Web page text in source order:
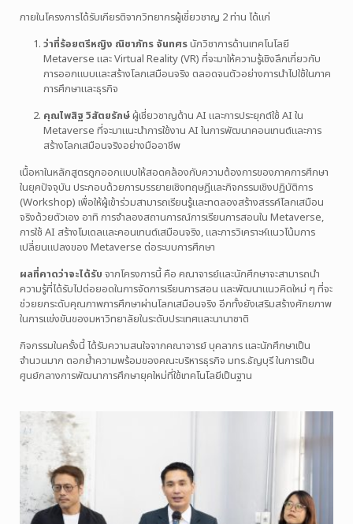
ภายในโครงการได้รับเกียรติจากวิทยากรผู้เชี่ยวชาญ 2 ท่าน ได้แก่
ว่าที่ร้อยตรีหญิง ณิชาภัทร จันทศรนักวิชาการด้านเทคโนโลยี
Metaverse และ Virtual Reality (VR) ที่จะมาให้ความรู้เชิงลึกเกี่ยวกับ
การออกแบบและสร้างโลกเสมือนจริง ตลอดจนตัวอย่างการนำไปใช้ในภาค
การศึกษาและธุรกิจ
คุณไพสิฐ วิสัตยรักษ์ผู้เชี่ยวชาญด้าน AI และการประยุกต์ใช้ AI ใน
Metaverse ที่จะมาแนะนำการใช้งาน AI ในการพัฒนาคอนเทนต์และการ
สร้างโลกเสมือนจริงอย่างมืออาชีพ
เนื้อหาในหลักสูตรถูกออกแบบให้สอดคล้องกับความต้องการของภาคการศึกษา
ในยุคปัจจุบัน ประกอบด้วยการบรรยายเชิงทฤษฎีและกิจกรรมเชิงปฏิบัติการ
(Workshop) เพื่อให้ผู้เข้าร่วมสามารถเรียนรู้และทดลองสร้างสรรค์โลกเสมือน
จริงด้วยตัวเอง อาทิ การจำลองสถานการณ์การเรียนการสอนใน Metaverse,
การใช้ AI สร้างโมเดลและคอนเทนต์เสมือนจริง, และการวิเคราะห์แนวโน้มการ
เปลี่ยนแปลงของ Metaverse ต่อระบบการศึกษา
ผลที่คาดว่าจะได้รับ จากโครงการนี้ คือ คณาจารย์และนักศึกษาจะสามารถนำ
ความรู้ที่ได้รับไปต่อยอดในการจัดการเรียนการสอน และพัฒนาแนวคิดใหม่ ๆ ที่จะ
ช่วยยกระดับคุณภาพการศึกษาผ่านโลกเสมือนจริง อีกทั้งยังเสริมสร้างศักยภาพ
ในการแข่งขันของมหาวิทยาลัยในระดับประเทศและนานาชาติ
กิจกรรมในครั้งนี้ ได้รับความสนใจจากคณาจารย์ บุคลากร และนักศึกษาเป็น
จำนวนมาก ตอกย้ำความพร้อมของคณะบริหารธุรกิจ มทร.ธัญบุรี ในการเป็น
ศูนย์กลางการพัฒนาการศึกษายุคใหม่ที่ใช้เทคโนโลยีเป็นฐาน